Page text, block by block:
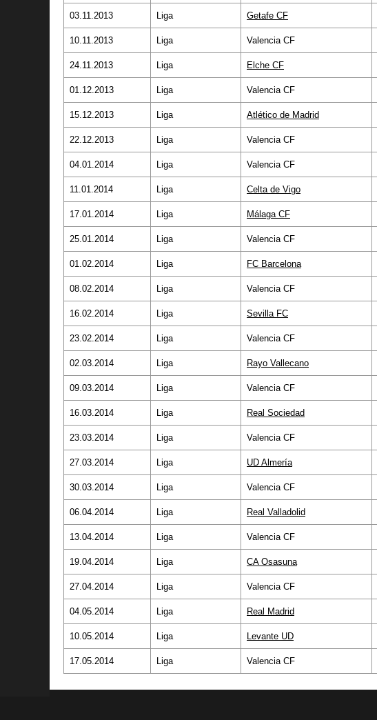
03.11.2013 Liga Getafe CF
10.11.2013 Liga Valencia CF
24.11.2013 Liga Elche CF
01.12.2013 Liga Valencia CF
15.12.2013 Liga Atlético de Madrid
22.12.2013 Liga Valencia CF
04.01.2014 Liga Valencia CF
11.01.2014 Liga Celta de Vigo
17.01.2014 Liga Málaga CF
25.01.2014 Liga Valencia CF
01.02.2014 Liga FC Barcelona
08.02.2014 Liga Valencia CF
16.02.2014 Liga Sevilla FC
23.02.2014 Liga Valencia CF
02.03.2014 Liga Rayo Vallecano
09.03.2014 Liga Valencia CF
16.03.2014 Liga Real Sociedad
23.03.2014 Liga Valencia CF
27.03.2014 Liga UD Almería
30.03.2014 Liga Valencia CF
06.04.2014 Liga Real Valladolid
13.04.2014 Liga Valencia CF
19.04.2014 Liga CA Osasuna
27.04.2014 Liga Valencia CF
04.05.2014 Liga Real Madrid
10.05.2014 Liga Levante UD
17.05.2014 Liga Valencia CF